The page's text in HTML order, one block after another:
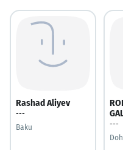
Rashad Aliyev
---
Baku
---